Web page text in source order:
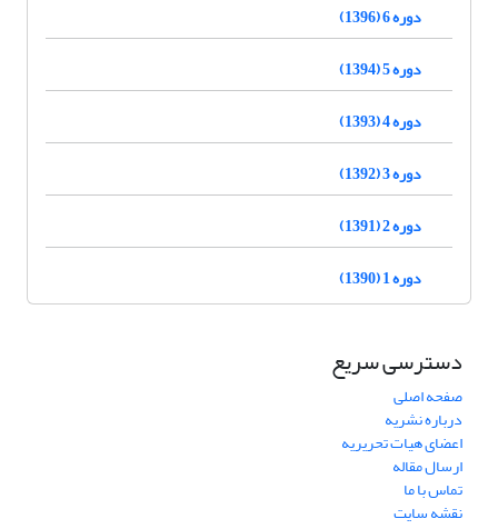
دوره 6 (1396)
دوره 5 (1394)
دوره 4 (1393)
دوره 3 (1392)
دوره 2 (1391)
دوره 1 (1390)
دسترسی سریع
صفحه اصلی
درباره نشریه
اعضای هیات تحریریه
ارسال مقاله
تماس با ما
نقشه سایت